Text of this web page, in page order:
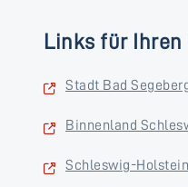
Links für Ihren
Stadt Bad
Binnenland
Schleswig-